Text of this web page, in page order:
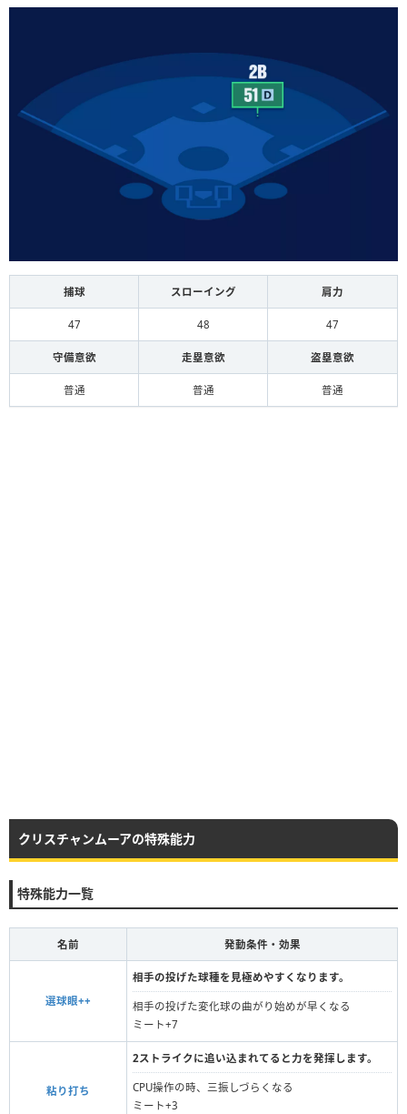
捕球 スローイング 肩力
47 48 47
守備意欲 走塁意欲 盗塁意欲
普通 普通 普通
クリスチャンムーアの特殊能力
特殊能力一覧
名前 発動条件・効果
選球眼++
相手の投げた球種を見極めやすくなります。
相手の投げた変化球の曲がり始めが早くなる
ミート+7
粘り打ち
2ストライクに追い込まれてると力を発揮します。
CPU操作の時、三振しづらくなる
ミート+3